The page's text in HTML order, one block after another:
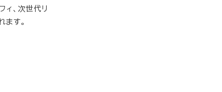
ィ、次世代リ
ます。